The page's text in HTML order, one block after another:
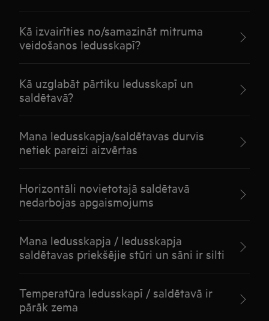
Kā izvairīties no/samazināt mitruma
veidošanos ledusskapī?
Kā uzglabāt pārtiku ledusskapī un
saldētavā?
Mana ledusskapja/saldētavas durvis
netiek pareizi aizvērtas
Horizontāli novietotajā saldētavā
nedarbojas apgaismojums
Mana ledusskapja / ledusskapja
saldētavas priekšējie stūri un sāni ir silti
Temperatūra ledusskapī / saldētavā ir
pārāk zema